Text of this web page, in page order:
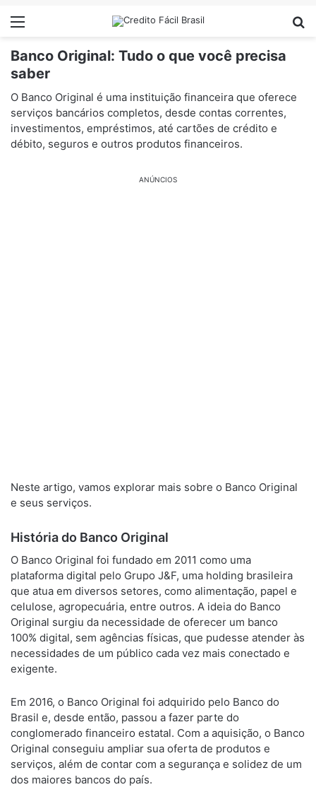
Menu
Banco Original: Tudo o que você precisa
saber
O Banco Original é uma instituição financeira que oferece
serviços bancários completos, desde contas correntes,
investimentos, empréstimos, até cartões de crédito e
débito, seguros e outros produtos financeiros.
ANÚNCIOS
Neste artigo, vamos explorar mais sobre o Banco Original
e seus serviços.
História do Banco Original
O Banco Original foi fundado em 2011 como uma
plataforma digital pelo Grupo J&F, uma holding brasileira
que atua em diversos setores, como alimentação, papel e
celulose, agropecuária, entre outros. A ideia do Banco
Original surgiu da necessidade de oferecer um banco
100% digital, sem agências físicas, que pudesse atender às
necessidades de um público cada vez mais conectado e
exigente.
Em 2016, o Banco Original foi adquirido pelo Banco do
Brasil e, desde então, passou a fazer parte do
conglomerado financeiro estatal. Com a aquisição, o Banco
Original conseguiu ampliar sua oferta de produtos e
serviços, além de contar com a segurança e solidez de um
dos maiores bancos do país.